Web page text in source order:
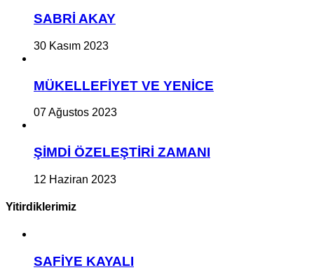
SABRİ AKAY
30 Kasım 2023
MÜKELLEFİYET VE YENİCE
07 Ağustos 2023
ŞİMDİ ÖZELEŞTİRİ ZAMANI
12 Haziran 2023
Yitirdiklerimiz
SAFİYE KAYALI